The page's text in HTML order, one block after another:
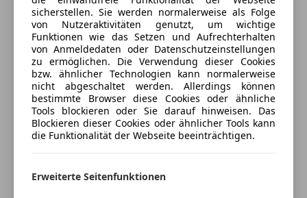
Da unsere Anfragen enorm groß sind, könne wir
nicht immer jedes Gespräch entgegen nehmen.
Daher wäre eine Kontaktaufnahme per Whats App
oder E-Mail sinnvoll, wir melden uns gerne zurück.
Versicherungsschutz an Ihre Bedürfnisse
anpassen
Freischaden-Gutschein ab Stufe 0
Auto einfach online versichern & Rabatt holen
Jetzt berechnen
Verkäufer Händler
sicherstellen. Sie werden normalerweise als Folge
von Nutzeraktivitäten genutzt, um wichtige
Funktionen wie das Setzen und Aufrechterhalten
von Anmeldedaten oder Datenschutzeinstellungen
zu ermöglichen. Die Verwendung dieser Cookies
bzw. ähnlicher Technologien kann normalerweise
nicht abgeschaltet werden. Allerdings können
bestimmte Browser diese Cookies oder ähnliche
Tools blockieren oder Sie darauf hinweisen. Das
Blockieren dieser Cookies oder ähnlicher Tools kann
die Funktionalität der Webseite beeinträchtigen.
Erweiterte Seitenfunktionen